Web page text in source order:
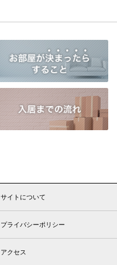
サイトについて
プライバシーポリシー
アクセス